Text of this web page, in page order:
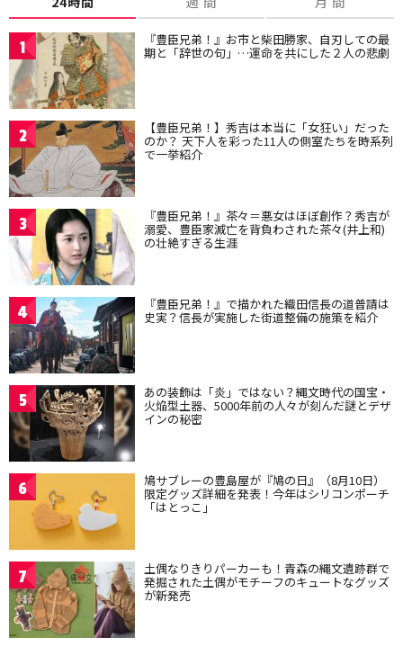
1 『豊臣兄弟！』お市と柴田勝家、自刃しての最
期と「辞世の句」…運命を共にした２人の悲劇
2 【豊臣兄弟！】秀吉は本当に「女狂い」だった
のか？ 天下人を彩った11人の側室たちを時系列
で一挙紹介
3 『豊臣兄弟！』茶々＝悪女はほぼ創作？秀吉が
溺愛、豊臣家滅亡を背負わされた茶々(井上和)
の壮絶すぎる生涯
4 『豊臣兄弟！』で描かれた織田信長の道普請は
史実？信長が実施した街道整備の施策を紹介
5 あの装飾は「炎」ではない？縄文時代の国宝・
火焔型土器、5000年前の人々が刻んだ謎とデザ
インの秘密
6 鳩サブレーの豊島屋が『鳩の日』（8月10日）
限定グッズ詳細を発表！今年はシリコンポーチ
「はとっこ」
7 土偶なりきりパーカーも！青森の縄文遺跡群で
発掘された土偶がモチーフのキュートなグッズ
が新発売